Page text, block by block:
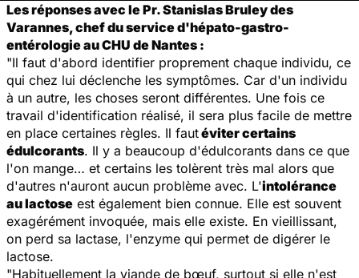
Les réponses avec le Pr. Stanislas Bruley des
Varannes, chef du service d'hépato-gastro-
entérologie au CHU de Nantes :
"Il faut d'abord identifier proprement chaque individu, ce
qui chez lui déclenche les symptômes. Car d'un individu
à un autre, les choses seront différentes. Une fois ce
travail d'identification réalisé, il sera plus facile de mettre
en place certaines règles. Il fautéviter certains
édulcorants. Il y a beaucoup d'édulcorants dans ce que
l'on mange… et certains les tolèrent très mal alors que
d'autres n'auront aucun problème avec. L'intolérance
au lactose est également bien connue. Elle est souvent
exagérément invoquée, mais elle existe. En vieillissant,
on perd sa lactase, l'enzyme qui permet de digérer le
lactose.
"Habituellement la viande de bœuf, surtout si elle n'est